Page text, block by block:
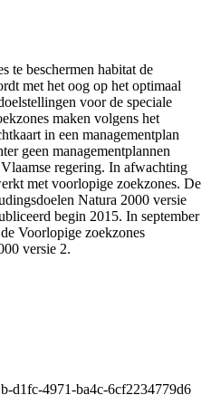
te beschermen habitat de
met het oog op het optimaal
voor de speciale
maken volgens het
in een managementplan
geen managementplannen
regering. In afwachting
met voorlopige zoekzones. De
Natura 2000 versie
begin 2015. In september
Voorlopige zoekzones
versie 2.
d1fc-4971-ba4c-6cf2234779d6